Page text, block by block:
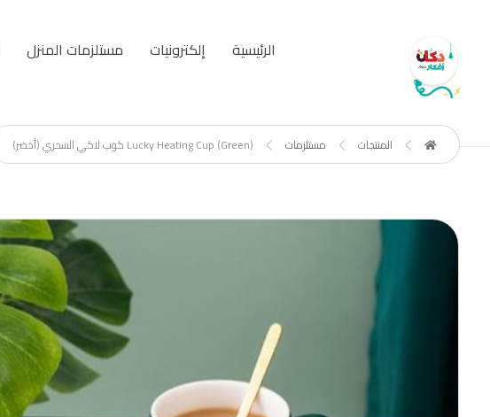
الرئيسية إلكترونيات مستلزمات المنزل
المنتجات مستلزمات Lucky Heating Cup (Green) كوب لاكي السحري (أخضر)